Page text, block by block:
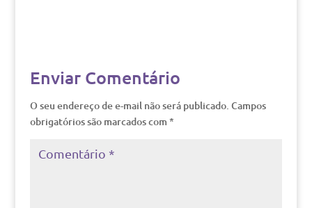
Enviar Comentário
O seu endereço de e-mail não será publicado. Campos
obrigatórios são marcados com *